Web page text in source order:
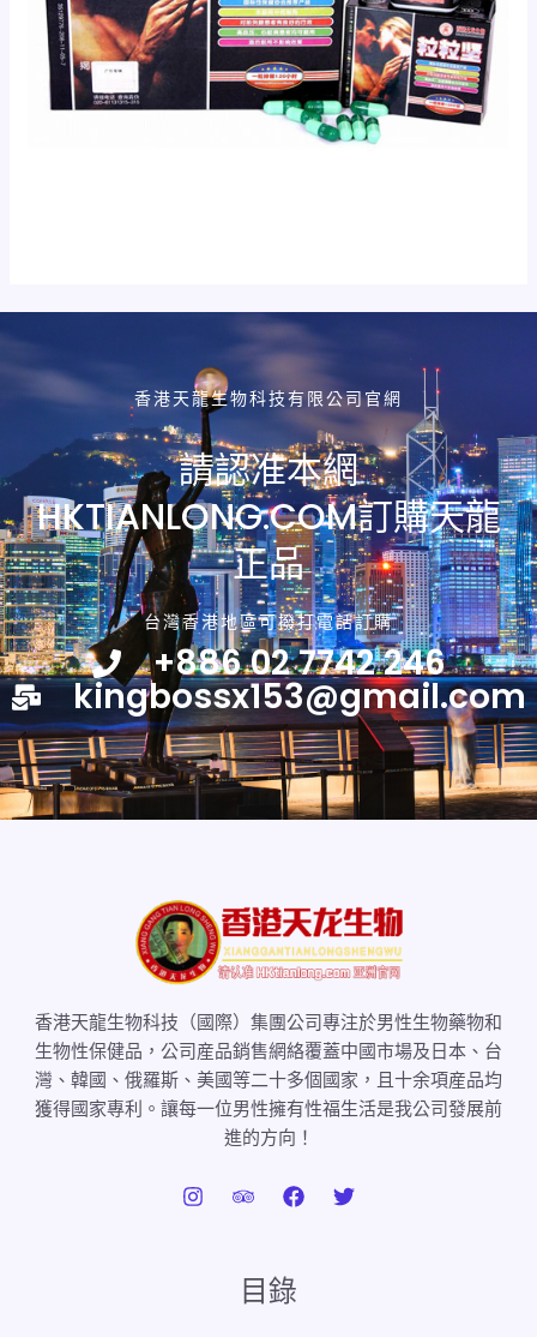
香港天龍生物科技有限公司官網
請認准本網
HKTIANLONG.COM訂購天龍
正品
台灣香港地區可撥打電話訂購
+886 02 7742 246
kingbossx153@gmail.com
香港天龍生物科技（國際）集團公司專注於男性生物藥物和
生物性保健品，公司産品銷售網絡覆蓋中國市場及日本、台
灣、韓國、俄羅斯、美國等二十多個國家，且十余項産品均
獲得國家專利。讓每一位男性擁有性福生活是我公司發展前
進的方向！
目錄